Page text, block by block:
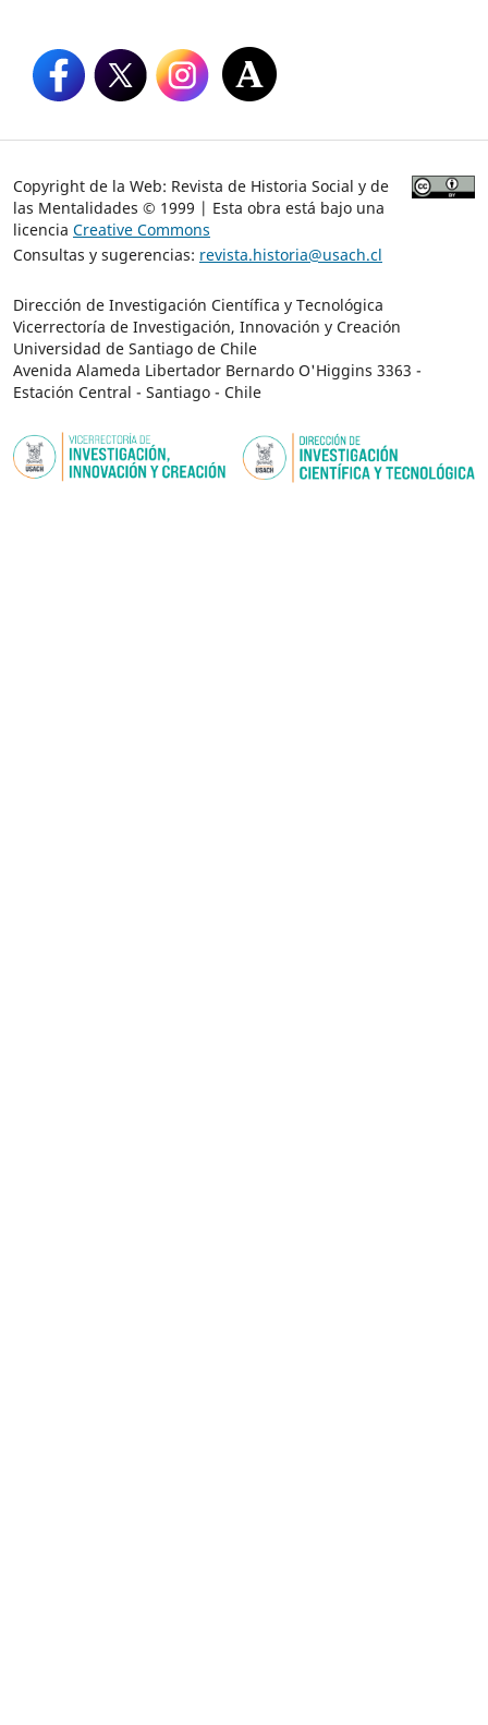
Copyright de la Web: Revista de Historia Social y de
las Mentalidades © 1999 | Esta obra está bajo una
licencia Creative Commons
Consultas y sugerencias: revista.historia@usach.cl
Dirección de Investigación Científica y Tecnológica
Vicerrectoría de Investigación, Innovación y Creación
Universidad de Santiago de Chile
Avenida Alameda Libertador Bernardo O'Higgins 3363 -
Estación Central - Santiago - Chile